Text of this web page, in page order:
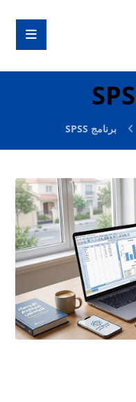
برنامج SPSS